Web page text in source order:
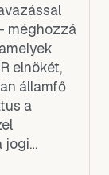
méghozzá
elnökét,
államfő
a
jogi
a